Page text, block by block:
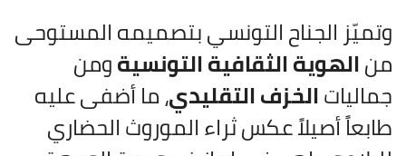
وتميّز الجناح التونسي بتصميمه المستوحى
منالهوية الثقافية التونسيةومن
جمالياتالخزف التقليدي، ما أضفى عليه
طابعاً أصيلاً عكس ثراء الموروث الحضاري